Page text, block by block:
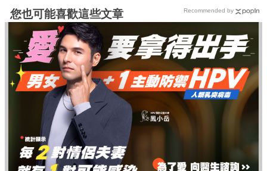
您也可能喜歡這些文章 Recommended by